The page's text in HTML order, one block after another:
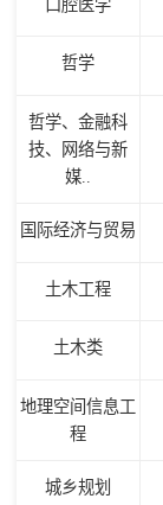
口腔医学
哲学
哲学、金融科
技、网络与新
媒..
国际经济与贸易
土木工程
土木类
地理空间信息工
程
城乡规划